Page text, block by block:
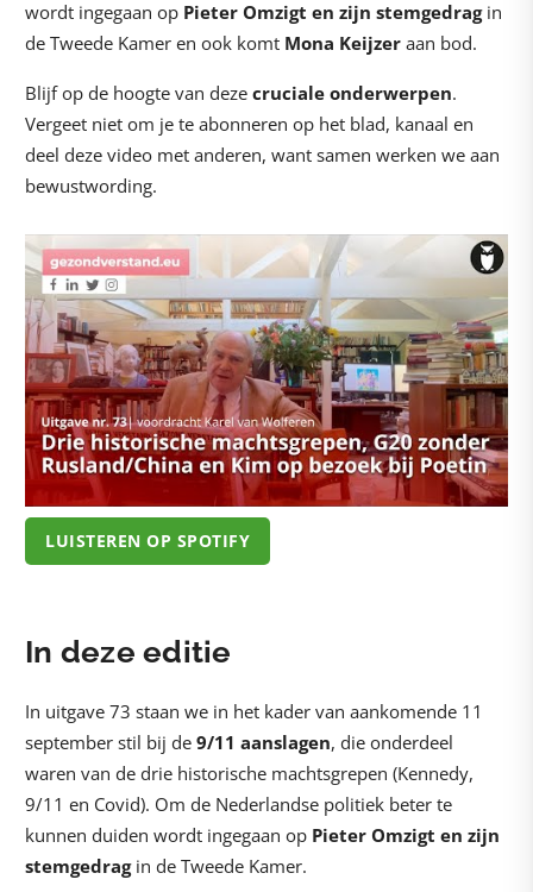
wordt ingegaan op Pieter Omzigt en zijn stemgedragin
de Tweede Kamer en ook komt Mona Keijzer aan bod.
Blijf op de hoogte van deze cruciale onderwerpen.
Vergeet niet om je te abonneren op het blad, kanaal en
deel deze video met anderen, want samen werken we aan
bewustwording.
LUISTEREN OP SPOTIFY
In deze editie
In uitgave 73 staan we in het kader van aankomende 11
september stil bij de 9/11 aanslagen, die onderdeel
waren van de drie historische machtsgrepen (Kennedy,
9/11 en Covid). Om de Nederlandse politiek beter te
kunnen duiden wordt ingegaan op Pieter Omzigt en zijn
stemgedragin de Tweede Kamer.